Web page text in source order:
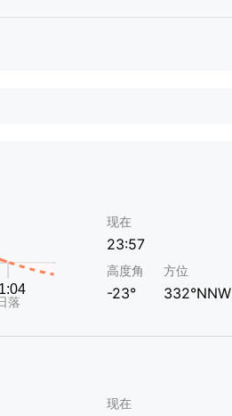
现在
23:57
高度角
-23°
方位
332°NNW
现在